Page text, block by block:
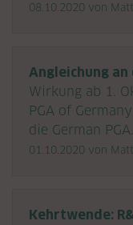
08.10.2020 von
Angleichung
Wirkung ab 1.
PGA of
die German
01.10.2020 von
Kehrtwende: